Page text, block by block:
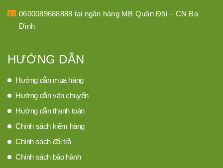
0600089688888 tại ngân hàng MB Quân Đội – CN Ba
Đình
HƯỚNG DẪN
Hướng dẫn mua hàng
Hướng dẫn vận chuyển
Hướng dẫn thanh toán
Chính sách kiểm hàng
Chính sách đổi trả
Chính sách bảo hành